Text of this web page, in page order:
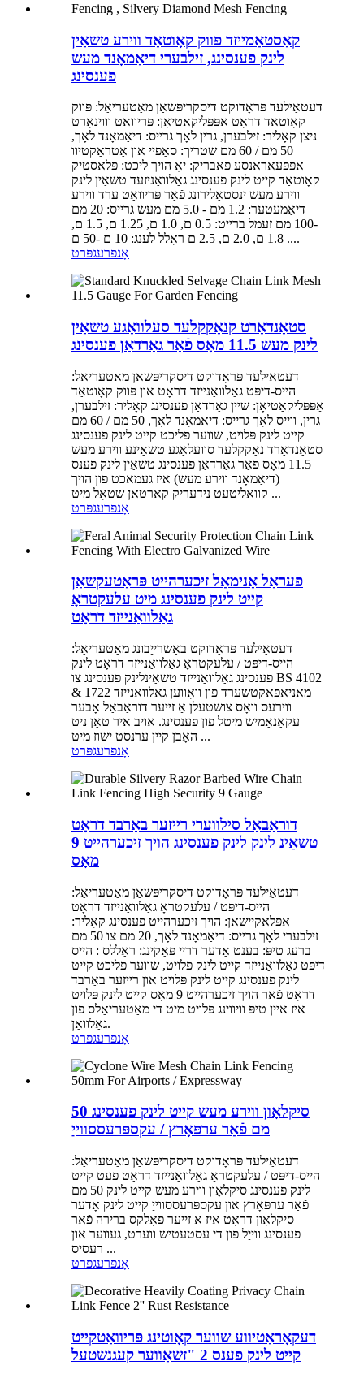
קאַסטאַמייזד פּווק קאָוטאַד ווירע טשאַין
לינק פענסינג, זילבערי דיאַמאָנד מעש
פענסינג
דעטאַילעד פּראָדוקט דיסקריפּשאַן מאַטעריאַל: פּווק
קאָוטאַד דראָט אַפּפּליקאַטיאָן: פּריוואַט וווינאָרט
ניצן קאָליר: זילבערן, גרין לאָך גרייס: דיאַמאָנד לאָך,
50 מם / 60 מם שטריך: סאַפיי און אַטראַקטיוו
אַפּפּעאַראַנסע פאַבריק: יאָ הויך ליכט: פּלאַסטיק
קאָוטאַד קייט לינק פענסינג גאַלוואַניזעד טשאַין לינק
ווירע מעש ינסטאַלירונג פֿאַר פּריוואַט ערד ווירע
דיאַמעטער: 1.2 מם - 5.0 מם מעש גרייס: 20 מם
-100 מם זעמל ברייט: 0.5 ם, 1.0 ם, 1.25 ם, 1.5 ם,
1.8 ם, 2.0 ם, 2.5 ם ראָלל לענג: 10 ם -50 ם ....
אָנפרעגפּרט
סטאַנדאַרט קנאַקקלעד סעלוואַגע טשאַין
לינק מעש 11.5 מאָס פֿאַר גאַרדאַן פענסינג
דעטאַילעד פּראָדוקט דיסקריפּשאַן מאַטעריאַל:
הייס-דיפּט גאַלוואַנייזד דראָט און פּווק קאָוטאַד
אַפּפּליקאַטיאָן: שיין גאַרדאַן פענסינג קאָליר: זילבערן,
גרין, ווייַס לאָך גרייס: דיאַמאָנד לאָך, 50 מם / 60 מם
קייט לינק פּלויט, שווער פליכט קייט לינק פענסינג
סטאַנדאַרד נאַקקלעד סוועלאַגע טשאַינע ווירע מעש
11.5 מאָס פֿאַר גאַרדאַן פענסינג טשאַין לינק פענס
(דיאַמאָנד ווירע מעש) איז געמאכט פון הויך
קוואַליטעט נידעריק קאַרטאַן שטאָל מיט ...
אָנפרעגפּרט
פעראַל אַנימאַל זיכערהייט פּראַטעקשאַן
קייט לינק פענסינג מיט עלעקטראָ
גאַלוואַנייזד דראָט
דעטאַילעד פּראָדוקט באַשרייַבונג מאַטעריאַל:
הייס-דיפּט / עלעקטראָ גאַלוואַנייזד דראָט לינק
פענסינג גאַלוואַנייזד טשאַינלינק פענסינג צו BS 4102
& 1722 מאַניאַפאַקטשערד פון וואָווען גאַלוואַנייזד
ווירעס וואָס צושטעלן אַ זייער דוראַבאַל אָבער
עקאָנאָמיש מיטל פון פענסינג. אויב איר טאָן ניט
האָבן קיין ערנסט ישוז מיט ...
אָנפרעגפּרט
דוראַבאַל סילווערי רייזער באַרבד דראָט
טשאַינ לינק לינק פענסינג הויך זיכערהייט 9
מאָס
דעטאַילעד פּראָדוקט דיסקריפּשאַן מאַטעריאַל:
הייס-דיפּט / עלעקטראָ גאַלוואַנייזד דראָט
אַפּלאַקיישאַן: הויך זיכערהייט פענסינג קאָליר:
זילבערי לאָך גרייס: דיאַמאָנד לאָך, 20 מם צו 50 מם
ברעג טיפּ: בענט אָדער דריי פּאַקינג: ראָללס : הייס
דיפּט גאַלוואַנייזד קייט לינק פּלויט, שווער פליכט קייט
לינק פענסינג קייט לינק פּלויט און רייזער באַרבד
דראָט פֿאַר הויך זיכערהייט 9 מאָס קייט לינק פּלויט
איז איין טיפּ וויווינג פּלויט מיט די מאַטעריאַלס פון
גאַלוואַן.
אָנפרעגפּרט
סיקלאָון ווירע מעש קייט לינק פענסינג 50
מם פֿאַר ערפּאָרץ / עקספּרעססווייַ
דעטאַילעד פּראָדוקט דיסקריפּשאַן מאַטעריאַל:
הייס-דיפּט / עלעקטראָ גאַלוואַנייזד דראָט פעט קייט
לינק פענסינג סיקלאָון ווירע מעש קייט לינק 50 מם
פֿאַר ערפּאָרץ און עקספּרעססווייַ קייט לינק אָדער
סיקלאָון דראָט איז אַ זייער פאָלקס ברירה פֿאַר
פענסינג ווייַל פון די עסטעטיש ווערט, געווער און
רעסיס ...
אָנפרעגפּרט
דעקאָראַטיווע שווער קאָוטינג פּריוואַטקייט
קייט לינק פענס 2 "זשאַווער קעגנשטעל